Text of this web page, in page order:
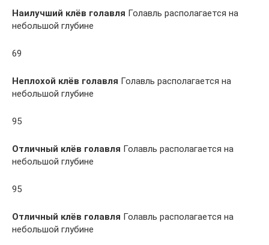
Наилучший клёв голавля Голавль располагается на
небольшой глубине
69
Неплохой клёв голавля Голавль располагается на
небольшой глубине
95
Отличный клёв голавля Голавль располагается на
небольшой глубине
95
Отличный клёв голавля Голавль располагается на
небольшой глубине